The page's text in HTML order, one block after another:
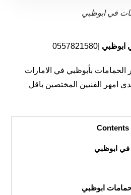
في ابوظبي
ابوظبي |0557821580
بأبوظبي في الامارات
امهر الفنيين المختصين باقل
Contents
في ابوظبي
ابوظبي